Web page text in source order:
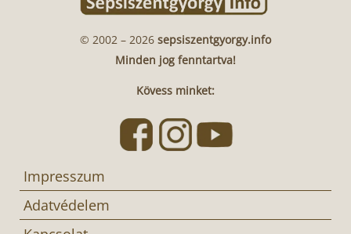
© 2002 – 2026 sepsiszentgyorgy.info
Minden jog fenntartva!
Kövess minket:
Impresszum
Adatvédelem